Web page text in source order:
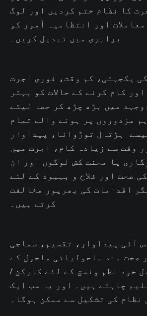
کا نظام ختم کردیں اور لوگ
اور انتظامیہ أمور کو
برابری میں تبدیل کریں۔
یکجہتی، کم وقت، فوری اجرت
کام کرنے کے حالات کو بہتر
میں بڑھ چڑھ کر حصہ لیتے
مزدوروں پر ہونے والے تمام
ہڑتال توڑوانا، پیداوار
وقت سے زیادہ کام، اجرت میں
یا محنت کش لوگوں اور ان
صحت اور فلاح و بہبود کے لئے
اقدامات کی بھرپور مخالفت
کرتے ہیں۔
آئی پیداوار، تقسیم، سماجی
صحت مند ماحولیاتی ماحول کے
خود نظم ونسق کے لئے کارکن /
چاہتے ہیں۔ اور یہ سب ایک
نظام کی تشکیل سے ممکن ہوگا۔